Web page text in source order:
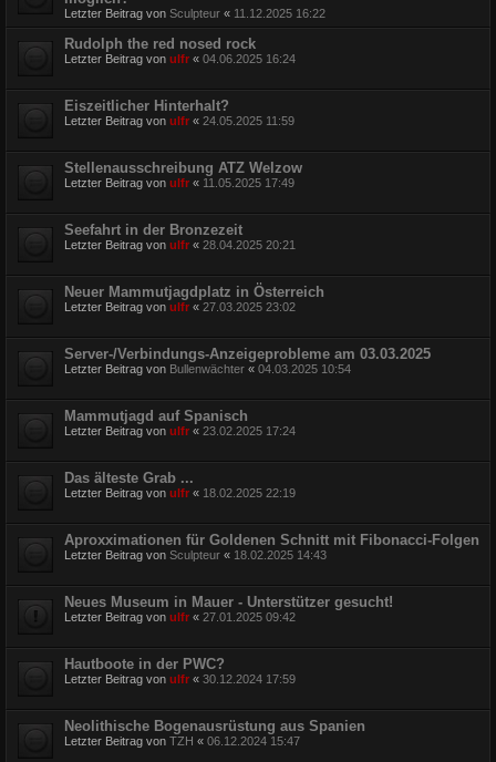
Letzter Beitrag von Sculpteur « 11.12.2025 16:22
Rudolph the red nosed rock
Letzter Beitrag von ulfr « 04.06.2025 16:24
Eiszeitlicher Hinterhalt?
Letzter Beitrag von ulfr « 24.05.2025 11:59
Stellenausschreibung ATZ Welzow
Letzter Beitrag von ulfr « 11.05.2025 17:49
Seefahrt in der Bronzezeit
Letzter Beitrag von ulfr « 28.04.2025 20:21
Neuer Mammutjagdplatz in Österreich
Letzter Beitrag von ulfr « 27.03.2025 23:02
Server-/Verbindungs-Anzeigeprobleme am 03.03.2025
Letzter Beitrag von Bullenwächter « 04.03.2025 10:54
Mammutjagd auf Spanisch
Letzter Beitrag von ulfr « 23.02.2025 17:24
Das älteste Grab ...
Letzter Beitrag von ulfr « 18.02.2025 22:19
Aproxximationen für Goldenen Schnitt mit Fibonacci-Folgen
Letzter Beitrag von Sculpteur « 18.02.2025 14:43
Neues Museum in Mauer - Unterstützer gesucht!
Letzter Beitrag von ulfr « 27.01.2025 09:42
Hautboote in der PWC?
Letzter Beitrag von ulfr « 30.12.2024 17:59
Neolithische Bogenausrüstung aus Spanien
Letzter Beitrag von TZH « 06.12.2024 15:47